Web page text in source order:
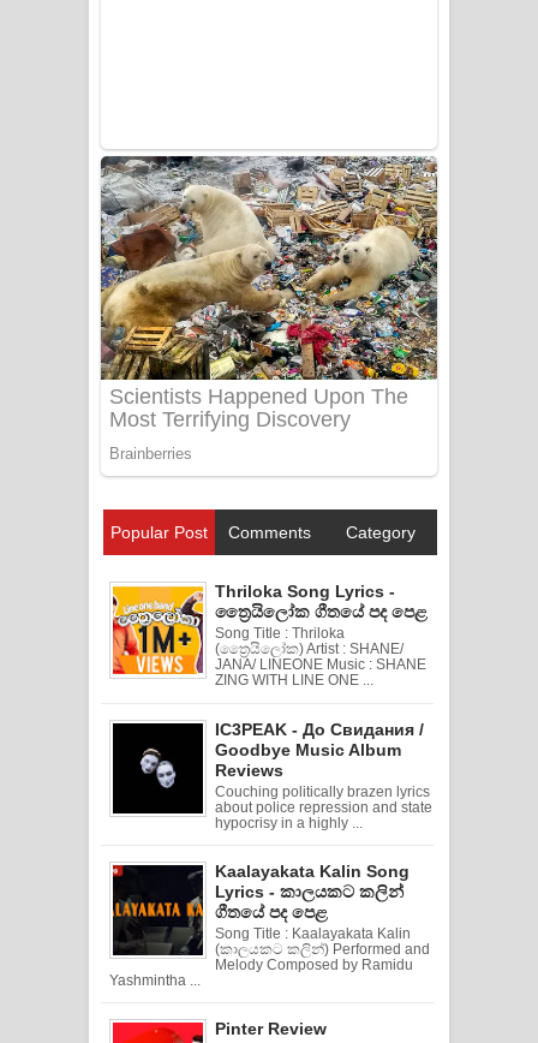
Popular Post Comments Category
Thriloka Song Lyrics -
ත්‍රෛයිලෝක ගීතයේ පද පෙළ
Song Title : Thriloka
(ත්‍රෛයිලෝක) Artist : SHANE/
JANA/ LINEONE Music : SHANE
ZING WITH LINE ONE ...
IC3PEAK - До Свидания /
Goodbye Music Album
Reviews
Couching politically brazen lyrics
about police repression and state
hypocrisy in a highly ...
Kaalayakata Kalin Song
Lyrics - කාලයකට කලින්
ගීතයේ පද පෙළ
Song Title : Kaalayakata Kalin
(කාලයකට කලින්) Performed and
Melody Composed by Ramidu
Yashmintha ...
Pinter Review